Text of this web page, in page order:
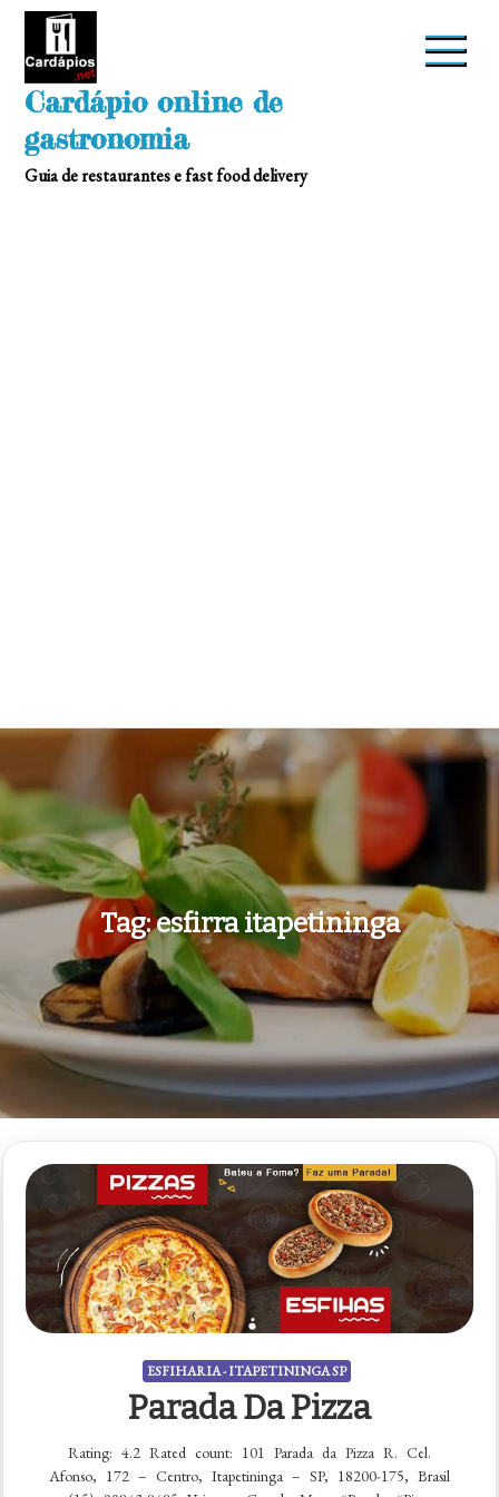
Skip
Cardápio online de
gastronomia
Guia de restaurantes e fast food delivery
Tag:esfirra itapetininga
ESFIHARIA - ITAPETININGA SP
Parada Da Pizza
Rating: 4.2 Rated count: 101 Parada da Pizza R. Cel.
Afonso, 172 – Centro, Itapetininga – SP, 18200-175, Brasil